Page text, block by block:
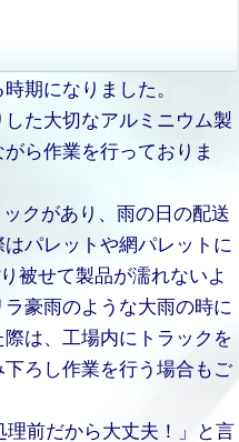
期になりました。
た大切なアルミニウム製
ら作業を行っておりま
クがあり、雨の日の配送
パレットや網パレットに
被せて製品が濡れないよ
豪雨のような大雨の時に
は、工場内にトラックを
ろし作業を行う場合もご
理前だから大丈夫！」と言